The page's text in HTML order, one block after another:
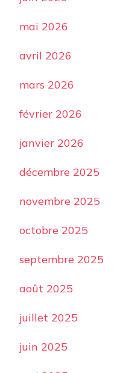
mai 2026
avril 2026
mars 2026
février 2026
janvier 2026
décembre 2025
novembre 2025
octobre 2025
septembre 2025
août 2025
juillet 2025
juin 2025